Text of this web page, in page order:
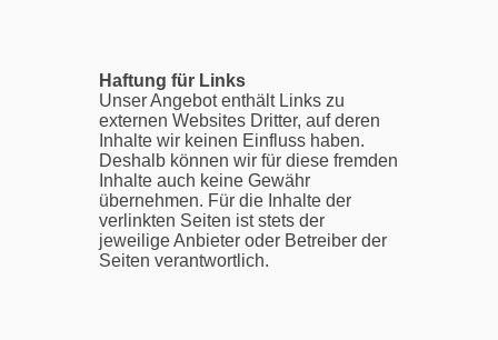
Haftung für Links
Unser Angebot enthält Links zu
externen Websites Dritter, auf deren
Inhalte wir keinen Einfluss haben.
Deshalb können wir für diese fremden
Inhalte auch keine Gewähr
übernehmen. Für die Inhalte der
verlinkten Seiten ist stets der
jeweilige Anbieter oder Betreiber der
Seiten verantwortlich.